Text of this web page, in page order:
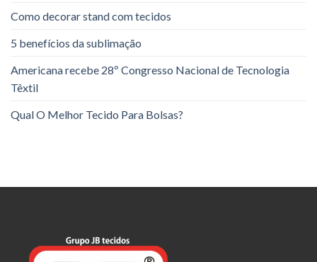
Como decorar stand com tecidos
5 benefícios da sublimação
Americana recebe 28º Congresso Nacional de Tecnologia
Têxtil
Qual O Melhor Tecido Para Bolsas?